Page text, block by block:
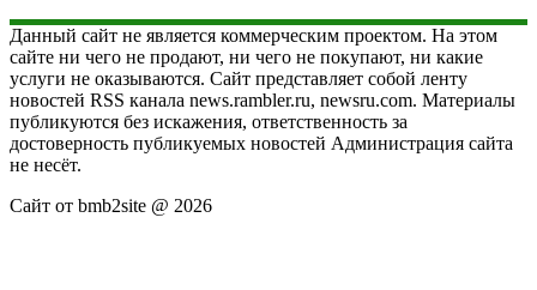
Данный сайт не является коммерческим проектом. На этом
сайте ни чего не продают, ни чего не покупают, ни какие
услуги не оказываются. Сайт представляет собой ленту
новостей RSS канала news.rambler.ru, newsru.com. Материалы
публикуются без искажения, ответственность за
достоверность публикуемых новостей Администрация сайта
не несёт.
Сайт от bmb2site @ 2026